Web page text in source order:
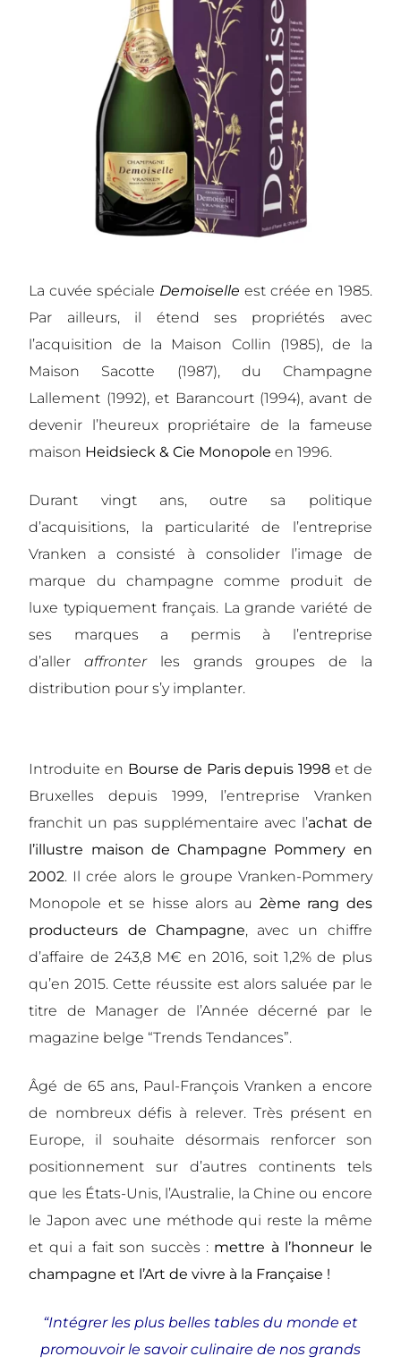
La cuvée spéciale Demoiselle est créée en 1985.
Par ailleurs, il étend ses propriétés avec
l’acquisition de la Maison Collin (1985), de la
Maison Sacotte (1987), du Champagne
Lallement (1992), et Barancourt (1994), avant de
devenir l’heureux propriétaire de la fameuse
maison Heidsieck & Cie Monopole en 1996.
Durant vingt ans, outre sa politique
d’acquisitions, la particularité de l’entreprise
Vranken a consisté à consolider l’image de
marque du champagne comme produit de
luxe typiquement français. La grande variété de
ses marques a permis à l’entreprise
d’alleraffronterles grands groupes de la
distribution pour s’y implanter.
Introduite en Bourse de Paris depuis 1998 et de
Bruxelles depuis 1999, l’entreprise Vranken
franchit un pas supplémentaire avec l’achat de
l’illustre maison de Champagne Pommery en
2002. Il crée alors le groupe Vranken-Pommery
Monopole et se hisse alors au 2ème rang des
producteurs de Champagne, avec un chiffre
d’affaire de 243,8 M€ en 2016, soit 1,2% de plus
qu’en 2015. Cette réussite est alors saluée par le
titre de Manager de l’Année décerné par le
magazine belge “Trends Tendances”.
Âgé de 65 ans, Paul-François Vranken a encore
de nombreux défis à relever. Très présent en
Europe, il souhaite désormais renforcer son
positionnement sur d’autres continents tels
que les États-Unis, l’Australie, la Chine ou encore
le Japon avec une méthode qui reste la même
et qui a fait son succès : mettre à l’honneur le
champagne et l’Art de vivre à la Française !
“Intégrer les plus belles tables du monde et
promouvoir le savoir culinaire de nos grands